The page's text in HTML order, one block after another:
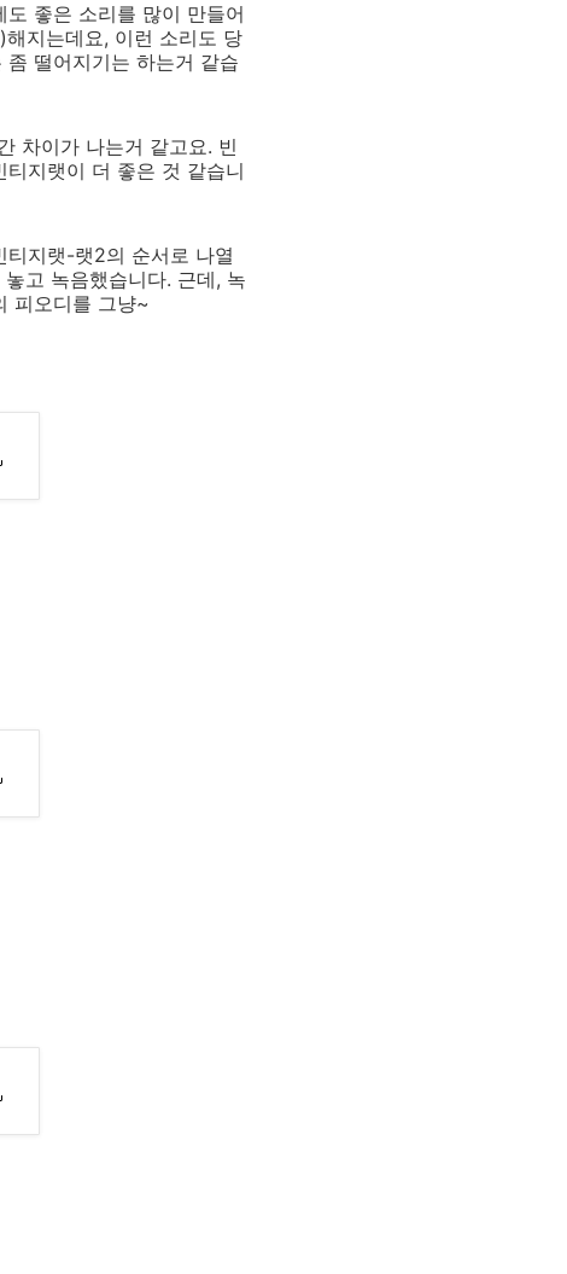
좋은 소리를 많이 만들어
지는데요, 이런 소리도 당
떨어지기는 하는거 같습
차이가 나는거 같고요. 빈
지랫이 더 좋은 것 같습니
지랫-랫2의 순서로 나열
고 녹음했습니다. 근데, 녹
피오디를 그냥~